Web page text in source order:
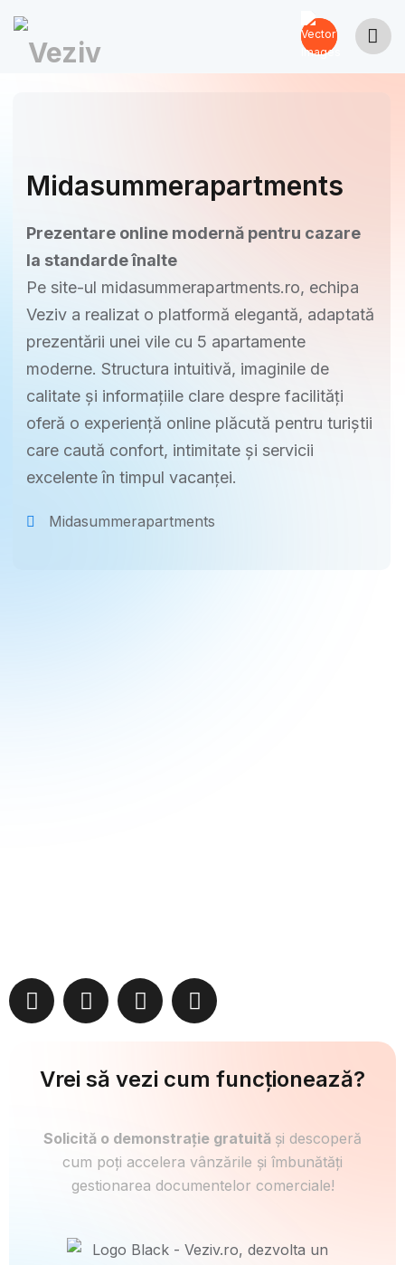
Midasummerapartments
Prezentare online modernă pentru cazare
la standarde înalte
Pe site-ul midasummerapartments.ro, echipa
Veziv a realizat o platformă elegantă, adaptată
prezentării unei vile cu 5 apartamente
moderne. Structura intuitivă, imaginile de
calitate și informațiile clare despre facilități
oferă o experiență online plăcută pentru turiștii
care caută confort, intimitate și servicii
excelente în timpul vacanței.
Midasummerapartments
Vrei să vezi cum funcționează?
Solicită o demonstrație gratuită și descoperă
cum poți accelera vânzările și îmbunătăți
gestionarea documentelor comerciale!